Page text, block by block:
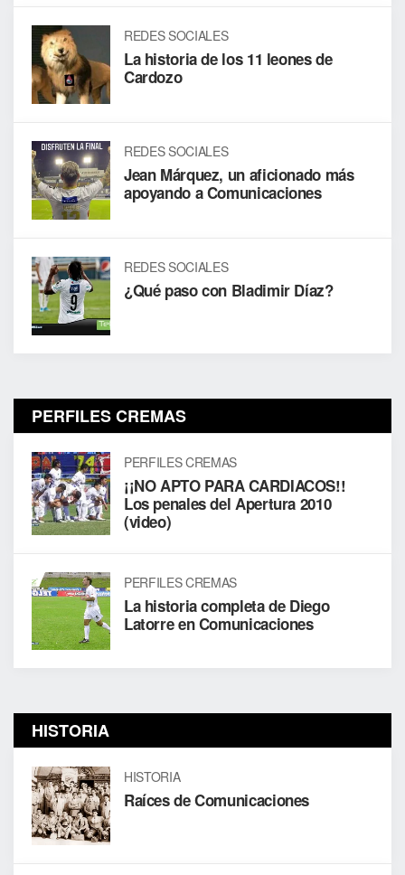
REDES SOCIALES
La historia de los 11 leones de
Cardozo
REDES SOCIALES
Jean Márquez, un aficionado más
apoyando a Comunicaciones
REDES SOCIALES
¿Qué paso con Bladimir Díaz?
PERFILES CREMAS
PERFILES CREMAS
¡¡NO APTO PARA CARDIACOS!!
Los penales del Apertura 2010
(video)
PERFILES CREMAS
La historia completa de Diego
Latorre en Comunicaciones
HISTORIA
HISTORIA
Raíces de Comunicaciones